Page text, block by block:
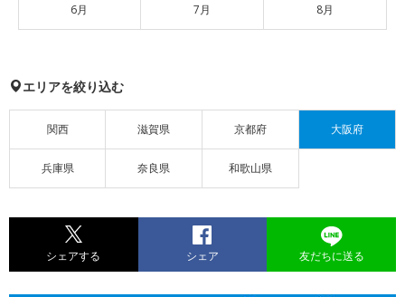
6月 7月 8月
エリアを絞り込む
関西 滋賀県 京都府 大阪府
兵庫県 奈良県 和歌山県
シェアする シェア 友だちに送る